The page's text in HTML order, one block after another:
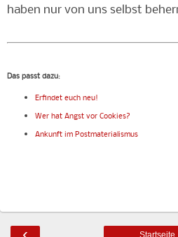
haben nur von uns selbst
Das passt dazu:
Erfindet euch neu!
Wer hat Angst vor Cookies?
Ankunft im Postmaterialismus